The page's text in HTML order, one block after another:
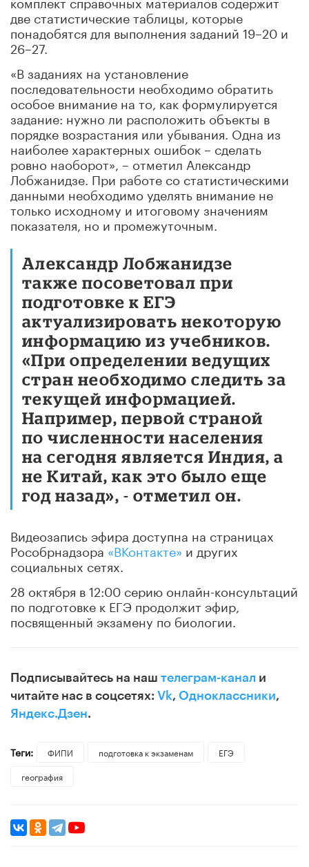
две статистические таблицы, которые
понадобятся для выполнения заданий 19–20 и
26–27.
«В заданиях на установление
последовательности необходимо обратить
особое внимание на то, как формулируется
задание: нужно ли расположить объекты в
порядке возрастания или убывания. Одна из
наиболее характерных ошибок – сделать
ровно наоборот», – отметил Александр
Лобжанидзе. При работе со статистическими
данными необходимо уделять внимание не
только исходному и итоговому значениям
показателя, но и промежуточным.
Александр Лобжанидзе
также посоветовал при
подготовке к ЕГЭ
актуализировать некоторую
информацию из учебников.
«При определении ведущих
стран необходимо следить за
текущей информацией.
Например, первой страной
по численности населения
на сегодня является Индия, а
не Китай, как это было еще
год назад», - отметил он.
Видеозапись эфира доступна на страницах
Рособрнадзора «ВКонтакте» и других
социальных сетях.
28 октября в 12:00 серию онлайн-консультаций
по подготовке к ЕГЭ продолжит эфир,
посвященный экзамену по биологии.
Подписывайтесь на наш телеграм-канал и
читайте нас в соцсетях: Vk, Одноклассники,
Яндекс.Дзен.
Теги: ФИПИ подготовка к экзаменам
ЕГЭ
география